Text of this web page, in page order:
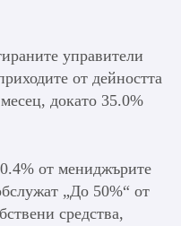
управители
от дейността
докато 35.0%
от мениджърите
„До 50%“ от
средства,